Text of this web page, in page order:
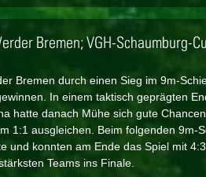
Bremen; VGH-Schaumburg-
Bremen durch einen Sieg im 9m-
In einem taktisch geprägten
hatte danach Mühe sich gute
1:1 ausgleichen. Beim folgenden 9m-
und konnten am Ende das Spiel mit
Teams ins Finale.